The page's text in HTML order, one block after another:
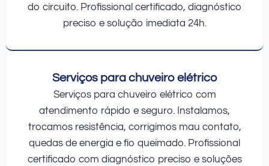
do circuito. Profissional certificado, diagnóstico
preciso e solução imediata 24h.
Serviços para chuveiro elétrico
Serviços para chuveiro elétrico com
atendimento rápido e seguro. Instalamos,
trocamos resistência, corrigimos mau contato,
quedas de energia e fio queimado. Profissional
certificado com diagnóstico preciso e soluções